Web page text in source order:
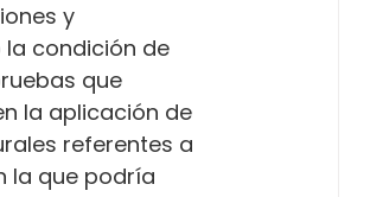
y
condición de
que
la aplicación de
referentes a
la que podría